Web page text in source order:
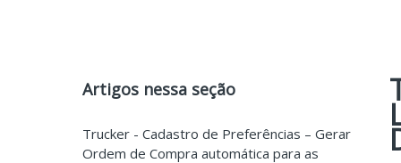
Artigos nessa seção
Trucker - Cadastro de Preferências – Gerar
Ordem de Compra automática para as